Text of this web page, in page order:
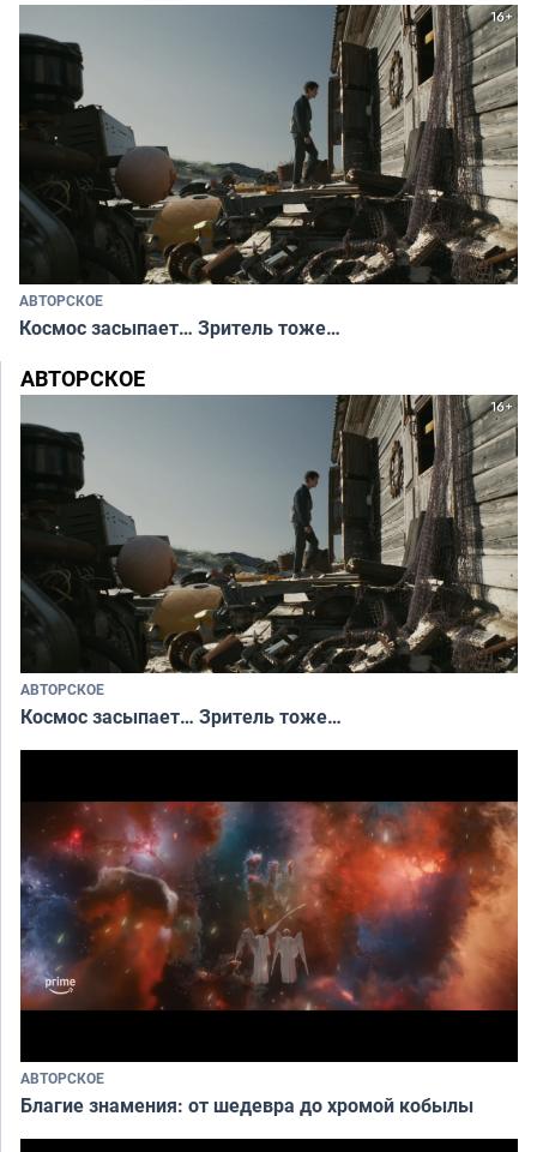
АВТОРСКОЕ
Космос засыпает… Зритель тоже…
АВТОРСКОЕ
АВТОРСКОЕ
Космос засыпает… Зритель тоже…
АВТОРСКОЕ
Благие знамения: от шедевра до хромой кобылы